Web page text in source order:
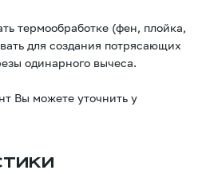
термообработке (фен, плойка,
для создания потрясающих
одинарного вычеса.
Вы можете уточнить у